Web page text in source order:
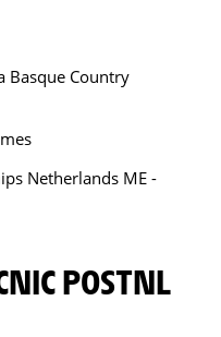
Basque Country
Netherlands ME -
POSTNL